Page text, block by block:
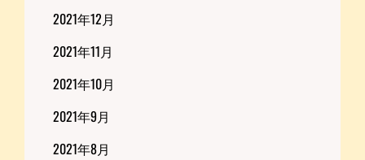
2021年12月
2021年11月
2021年10月
2021年9月
2021年8月